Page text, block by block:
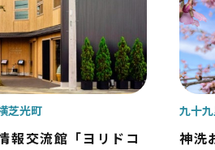
佐
八
印
白
報交流館「ヨリドコ
芝光町
神洗
九十